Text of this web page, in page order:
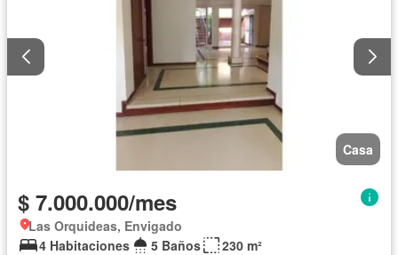
Casa
$ 7.000.000/mes
Las Orquideas, Envigado
4 Habitaciones
5 Baños
230 m²